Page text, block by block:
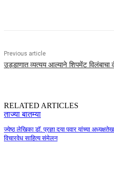
Previous article
उड्डाणात व्यत्यय आल्याने शिपमेंट
RELATED ARTICLES
ताज्या बातम्या
ज्येष्ठ लेखिका डॉ. प्रज्ञा दया पवार यांच्या
विचारवेध साहित्य संमेलन